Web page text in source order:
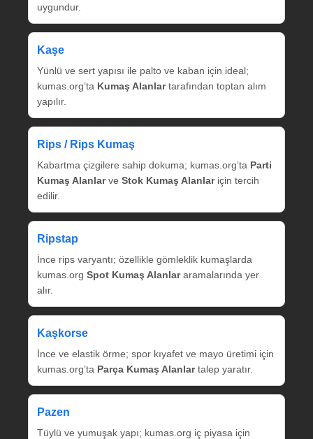
uygundur.
Kaşe
Yünlü ve sert yapısı ile palto ve kaban için ideal;
kumas.org’ta Kumaş Alanlartarafından toptan alım
yapılır.
Rips / Rips Kumaş
Kabartma çizgilere sahip dokuma; kumas.org’ta Parti
Kumaş Alanlarve Stok Kumaş Alanlariçin tercih
edilir.
Ripstap
İnce rips varyantı; özellikle gömleklik kumaşlarda
kumas.org Spot Kumaş Alanlararamalarında yer
alır.
Kaşkorse
İnce ve elastik örme; spor kıyafet ve mayo üretimi için
kumas.org’ta Parça Kumaş Alanlartalep yaratır.
Pazen
Tüylü ve yumuşak yapı; kumas.org iç piyasa için